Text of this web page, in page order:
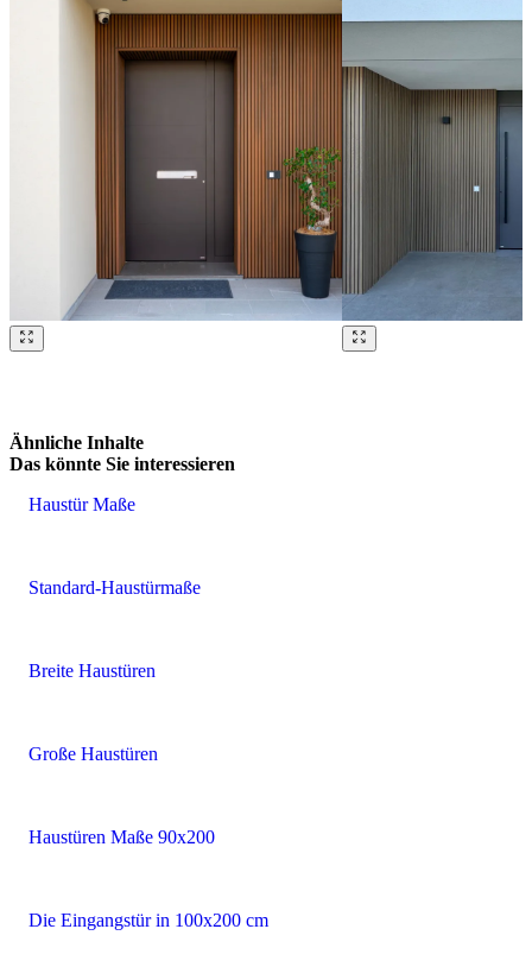
Ähnliche Inhalte
Das könnte Sie interessieren
Haustür Maße
Standard-Haustürmaße
Breite Haustüren
Große Haustüren
Haustüren Maße 90x200
Die Eingangstür in 100x200 cm